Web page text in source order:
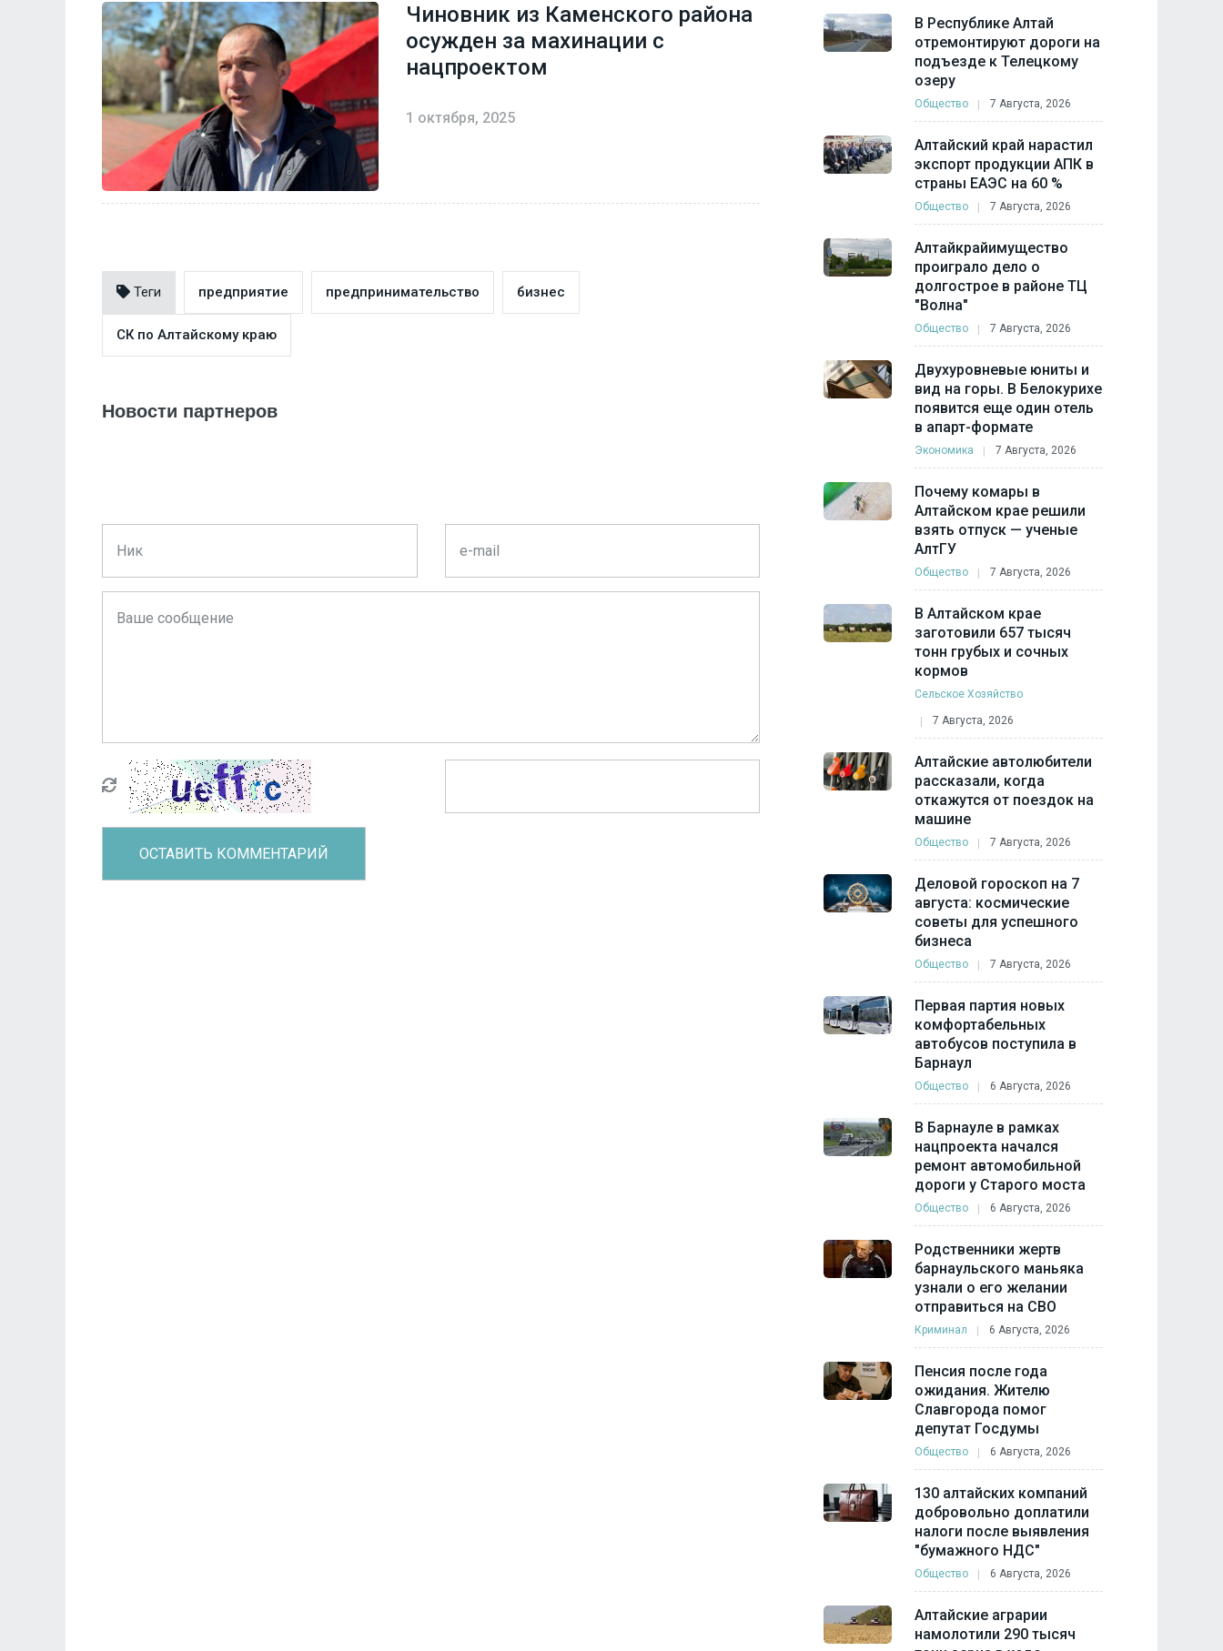
Чиновник из Каменского района
осужден за махинации с
нацпроектом
1 октября, 2025
Теги предприятие предпринимательство бизнес
СК по Алтайскому краю
Новости партнеров
В Республике Алтай
отремонтируют дороги на
подъезде к Телецкому
озеру
Общество 7 Августа, 2026
Алтайский край нарастил
экспорт продукции АПК в
страны ЕАЭС на 60 %
Общество 7 Августа, 2026
Алтайкрайимущество
проиграло дело о
долгострое в районе ТЦ
"Волна"
Общество 7 Августа, 2026
Двухуровневые юниты и
вид на горы. В Белокурихе
появится еще один отель
в апарт-формате
Экономика 7 Августа, 2026
Почему комары в
Алтайском крае решили
взять отпуск — ученые
АлтГУ
Общество 7 Августа, 2026
В Алтайском крае
заготовили 657 тысяч
тонн грубых и сочных
кормов
Сельское Хозяйство
7 Августа, 2026
Алтайские автолюбители
рассказали, когда
откажутся от поездок на
машине
Общество 7 Августа, 2026
Деловой гороскоп на 7
августа: космические
советы для успешного
бизнеса
Общество 7 Августа, 2026
Первая партия новых
комфортабельных
автобусов поступила в
Барнаул
Общество 6 Августа, 2026
В Барнауле в рамках
нацпроекта начался
ремонт автомобильной
дороги у Старого моста
Общество 6 Августа, 2026
Родственники жертв
барнаульского маньяка
узнали о его желании
отправиться на СВО
Криминал 6 Августа, 2026
Пенсия после года
ожидания. Жителю
Славгорода помог
депутат Госдумы
Общество 6 Августа, 2026
130 алтайских компаний
добровольно доплатили
налоги после выявления
"бумажного НДС"
Общество 6 Августа, 2026
Алтайские аграрии
намолотили 290 тысяч